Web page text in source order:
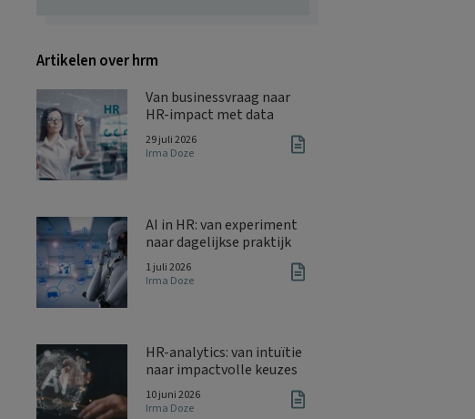
Artikelen over hrm
Van businessvraag naar
HR-impact met data
29 juli 2026
Irma Doze
AI in HR: van experiment
naar dagelijkse praktijk
1 juli 2026
Irma Doze
HR-analytics: van intuïtie
naar impactvolle keuzes
10 juni 2026
Irma Doze